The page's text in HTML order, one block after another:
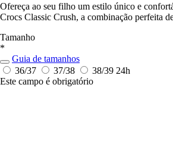
Ofereça ao seu filho um estilo único e
Crocs Classic Crush, a combinação perfeita
Tamanho
*
Guia de tamanhos
36/37
37/38 38/39 24h
Este campo é obrigatório